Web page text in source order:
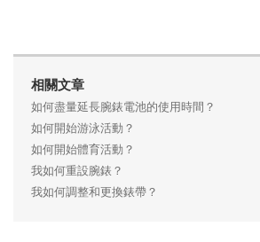
相關文章
如何盡量延長腕錶電池的使用時間？
如何開始游泳活動？
如何開始體育活動？
我如何重設腕錶？
我如何調整和更換錶帶？